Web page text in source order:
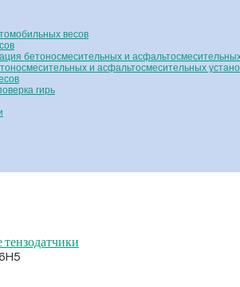
весов
бетоносмесительных и
и асфальтосмесительных
гирь